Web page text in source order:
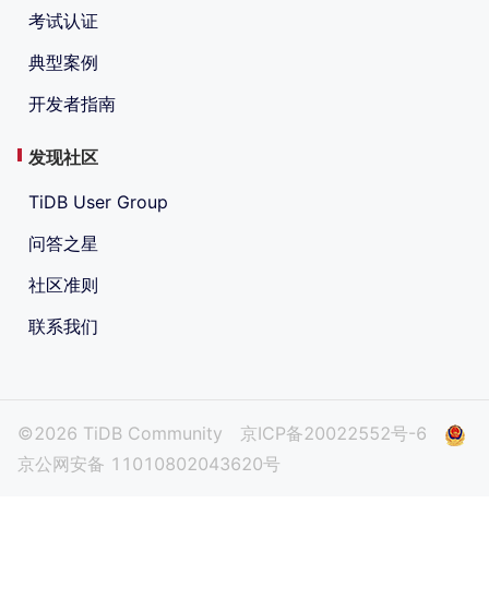
考试认证
典型案例
开发者指南
发现社区
TiDB User Group
问答之星
社区准则
联系我们
©2026 TiDB Community
京ICP备20022552号-6
京公网安备 11010802043620号